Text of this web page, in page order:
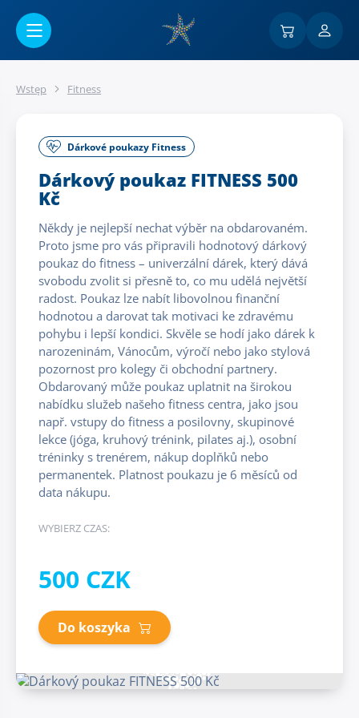
Wstęp Fitness
Dárkové poukazy Fitness
Dárkový poukaz FITNESS 500
Kč
Někdy je nejlepší nechat výběr na obdarovaném.
Proto jsme pro vás připravili hodnotový dárkový
poukaz do fitness – univerzální dárek, který dává
svobodu zvolit si přesně to, co mu udělá největší
radost. Poukaz lze nabít libovolnou finanční
hodnotou a darovat tak motivaci ke zdravému
pohybu i lepší kondici. Skvěle se hodí jako dárek k
narozeninám, Vánocům, výročí nebo jako stylová
pozornost pro kolegy či obchodní partnery.
Obdarovaný může poukaz uplatnit na širokou
nabídku služeb našeho fitness centra, jako jsou
např. vstupy do fitness a posilovny, skupinové
lekce (jóga, kruhový trénink, pilates aj.), osobní
tréninky s trenérem, nákup doplňků nebo
permanentek. Platnost poukazu je 6 měsíců od
data nákupu.
WYBIERZ CZAS:
500 CZK
Do koszyka